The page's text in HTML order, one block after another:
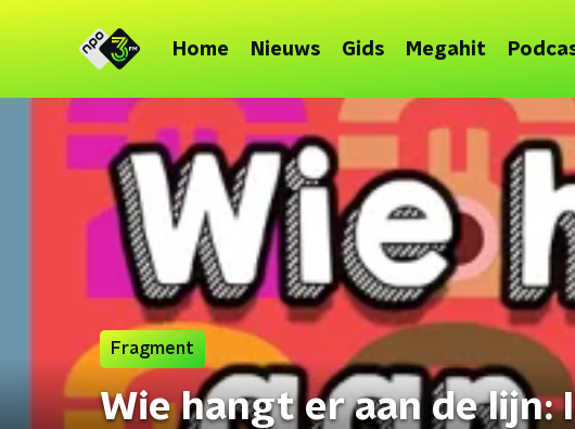
Home Nieuws Gids Megahit
Fragment
Wie hangt er aan de lijn: